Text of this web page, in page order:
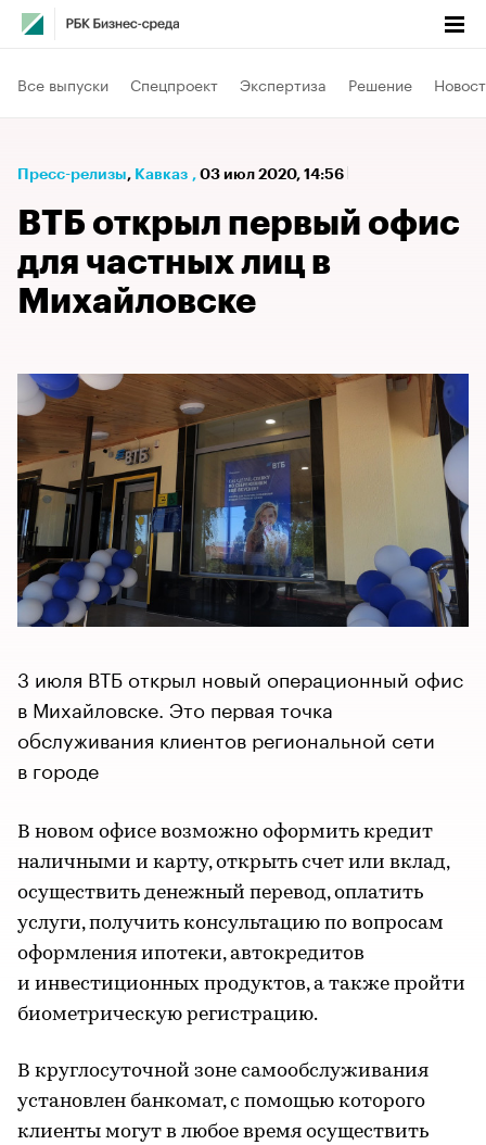
Все выпуски Спецпроект Экспертиза Решение
Пресс-релизы⁠, Кавказ , 03 июл 2020, 14:56
ВТБ открыл первый офис
для частных лиц в
Михайловске
3 июля ВТБ открыл новый операционный офис
в Михайловске. Это первая точка
обслуживания клиентов региональной сети
в городе
В новом офисе возможно оформить кредит
наличными и карту, открыть счет или вклад,
осуществить денежный перевод, оплатить
услуги, получить консультацию по вопросам
оформления ипотеки, автокредитов
и инвестиционных продуктов, а также пройти
биометрическую регистрацию.
В круглосуточной зоне самообслуживания
установлен банкомат, с помощью которого
клиенты могут в любое время осуществить